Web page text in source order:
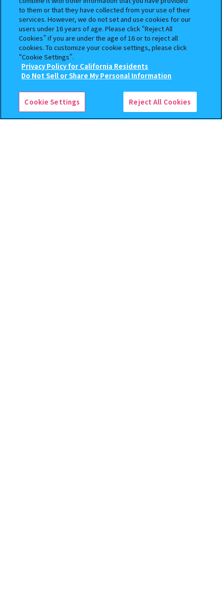
BOUNTY HUNTER 『スカル
くん』ミニチュアフィギュアコ
レクション２
オンライン 500円
おジャ魔女どれみ めじるし
アクセサリー ポロンタップ
ver. 2
オンライン
予約 予約
この商品が売っているお店
to them or that they have collected from your use of their
services. However, we do not set and use cookies for our
users under 16 years of age. Please click “Reject All
Cookies” if you are under the age of 16 or to reject all
cookies. To customize your cookie settings, please click
“Cookie Settings”.
Privacy Policy for California Residents
Do Not Sell or Share My Personal Information
Cookie Settings Reject All Cookies